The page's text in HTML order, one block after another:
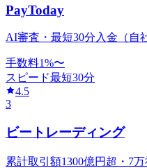
PayToday
AI審査・最短30分入金（自
手数料1%〜
スピード最短30分
4.5
3
ビートレーディング
累計取引額1300億円超・7